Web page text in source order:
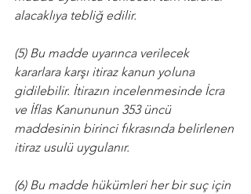
alacaklıya tebliğ edilir.
(5) Bu madde uyarınca verilecek
kararlara karşı itiraz kanun yoluna
gidilebilir. İtirazın incelenmesinde İcra
ve İflas Kanununun 353 üncü
maddesinin birinci fıkrasında belirlenen
itiraz usulü uygulanır.
(6) Bu madde hükümleri her bir suç için